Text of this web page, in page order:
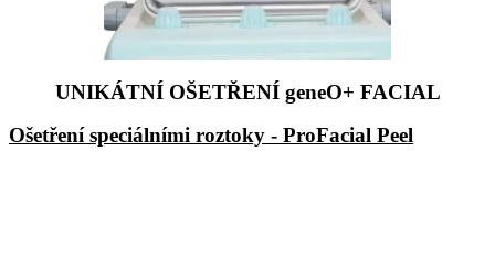
UNIKÁTNÍ OŠETŘENÍ geneO+ FACIAL
Ošetření speciálními roztoky - ProFacial Peel